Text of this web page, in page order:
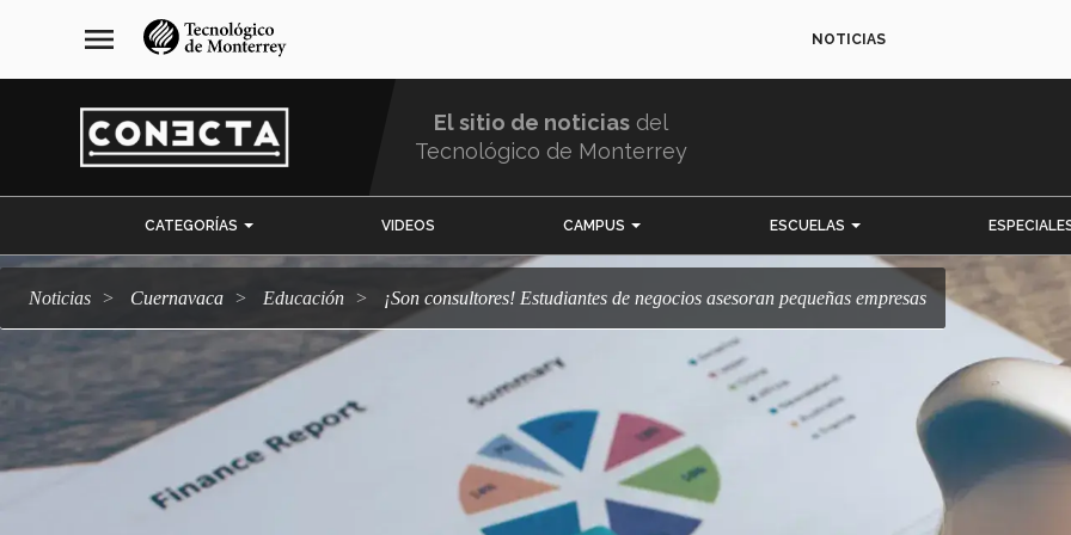
navegación
principal
menu NOTICIAS
El sitio de noticias del
Tecnológico de Monterrey
CATEGORÍAS VIDEOS CAMPUS ESCUELAS
Noticias Cuernavaca Educación ¡Son consultores! Estudiantes de negocios asesoran pequeñas empresas